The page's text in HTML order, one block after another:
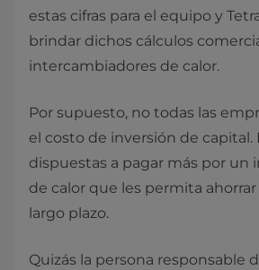
estas cifras para el equipo y
brindar dichos cálculos
intercambiadores de calor.
Por supuesto, no todas las
el costo de inversión de capital.
dispuestas a pagar más por un
de calor que les permita
largo plazo.
Quizás la persona responsable